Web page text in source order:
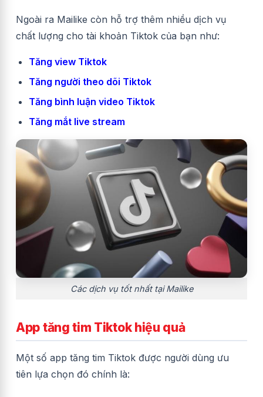
Ngoài ra Mailike còn hỗ trợ thêm nhiều dịch vụ
chất lượng cho tài khoản Tiktok của bạn như:
Tăng view Tiktok
Tăng người theo dõi Tiktok
Tăng bình luận video Tiktok
Tăng mắt live stream
Các dịch vụ tốt nhất tại Mailike
App tăng tim Tiktok hiệu quả
Một số app tăng tim Tiktok được người dùng ưu
tiên lựa chọn đó chính là: